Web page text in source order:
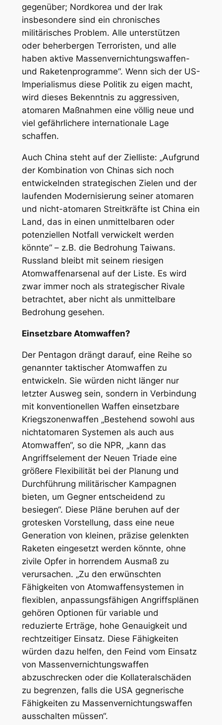
gegenüber; Nordkorea und der Irak
insbesondere sind ein chronisches
militärisches Problem. Alle unterstützen
oder beherbergen Terroristen, und alle
haben aktive Massenvernichtungswaffen-
und Raketenprogramme“. Wenn sich der US-
Imperialismus diese Politik zu eigen macht,
wird dieses Bekenntnis zu aggressiven,
atomaren Maßnahmen eine völlig neue und
viel gefährlichere internationale Lage
schaffen.
Auch China steht auf der Zielliste: „Aufgrund
der Kombination von Chinas sich noch
entwickelnden strategischen Zielen und der
laufenden Modernisierung seiner atomaren
und nicht-atomaren Streitkräfte ist China ein
Land, das in einen unmittelbaren oder
potenziellen Notfall verwickelt werden
könnte“ – z.B. die Bedrohung Taiwans.
Russland bleibt mit seinem riesigen
Atomwaffenarsenal auf der Liste. Es wird
zwar immer noch als strategischer Rivale
betrachtet, aber nicht als unmittelbare
Bedrohung gesehen.
Einsetzbare Atomwaffen?
Der Pentagon drängt darauf, eine Reihe so
genannter taktischer Atomwaffen zu
entwickeln. Sie würden nicht länger nur
letzter Ausweg sein, sondern in Verbindung
mit konventionellen Waffen einsetzbare
Kriegszonenwaffen „Bestehend sowohl aus
nichtatomaren Systemen als auch aus
Atomwaffen“, so die NPR, „kann das
Angriffselement der Neuen Triade eine
größere Flexibilität bei der Planung und
Durchführung militärischer Kampagnen
bieten, um Gegner entscheidend zu
besiegen“. Diese Pläne beruhen auf der
grotesken Vorstellung, dass eine neue
Generation von kleinen, präzise gelenkten
Raketen eingesetzt werden könnte, ohne
zivile Opfer in horrendem Ausmaß zu
verursachen. „Zu den erwünschten
Fähigkeiten von Atomwaffensystemen in
flexiblen, anpassungsfähigen Angriffsplänen
gehören Optionen für variable und
reduzierte Erträge, hohe Genauigkeit und
rechtzeitiger Einsatz. Diese Fähigkeiten
würden dazu helfen, den Feind vom Einsatz
von Massenvernichtungswaffen
abzuschrecken oder die Kollateralschäden
zu begrenzen, falls die USA gegnerische
Fähigkeiten zu Massenvernichtungswaffen
ausschalten müssen“.